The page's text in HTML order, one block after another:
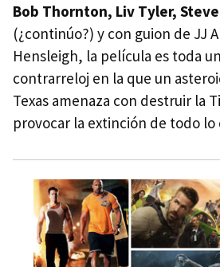
Bob Thornton, Liv Tyler,
(¿continúo?) y con guion de JJ
Hensleigh, la película es toda
contrarreloj en la que un
Texas amenaza con destruir la
provocar la extinción de todo lo